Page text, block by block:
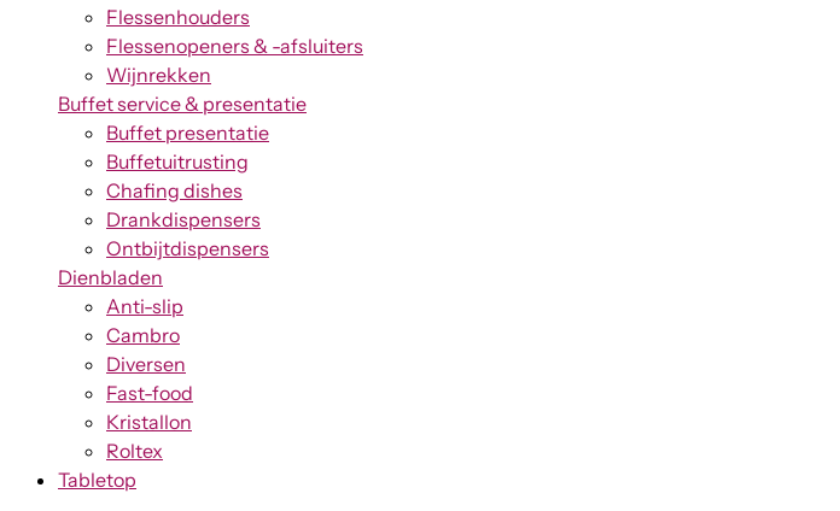
Flessenhouders
Flessenopeners & -afsluiters
Wijnrekken
Buffet service & presentatie
Buffet presentatie
Buffetuitrusting
Chafing dishes
Drankdispensers
Ontbijtdispensers
Dienbladen
Anti-slip
Cambro
Diversen
Fast-food
Kristallon
Roltex
Tabletop